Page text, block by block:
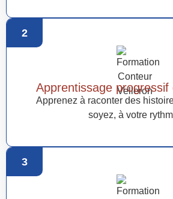
2
Apprentissage
Apprenez à raconter des
soyez, à votre
3